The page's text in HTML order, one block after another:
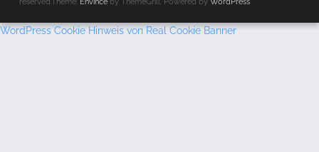
reserved.Theme: Envince by ThemeGrill. Powered by WordPress
WordPress Cookie Hinweis von Real Cookie Banner